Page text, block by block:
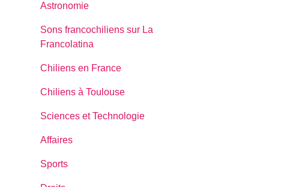
Astronomie
Sons francochiliens sur La
Francolatina
Chiliens en France
Chiliens à Toulouse
Sciences et Technologie
Affaires
Sports